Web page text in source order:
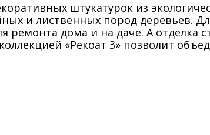
штукатурок из
и лиственных пород деревьев.
дома и на даче. А отделка
«Рекоат 3» позволит